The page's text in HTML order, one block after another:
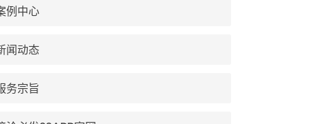
例中心
闻动态
务宗旨